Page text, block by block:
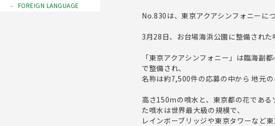
FOREIGN LANGUAGE
No.830は、東京アクアシンフォニーに
3月28日、お台場海浜公園に整備された
「東京アクアシンフォニー」は臨海副
で整備され、
名称は約7,500件の応募の中から 地元
高さ150mの噴水と、東京都の花であ
た噴水は世界最大級の規模で、
レインボーブリッジや東京タワーなど